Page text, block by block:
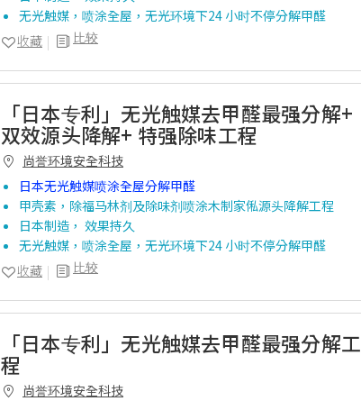
无光触媒，喷涂全屋，无光环境下24 小时不停分解甲醛
比较
收藏
「日本专利」无光触媒去甲醛最强分解+
双效源头降解+ 特强除味工程
尚誉环境安全科技
日本无光触媒喷涂全屋分解甲醛
甲壳素，除福马林剂及除味剂喷涂木制家俬源头降解工程
日本制造， 效果持久
无光触媒，喷涂全屋，无光环境下24 小时不停分解甲醛
比较
收藏
「日本专利」无光触媒去甲醛最强分解工
程
尚誉环境安全科技